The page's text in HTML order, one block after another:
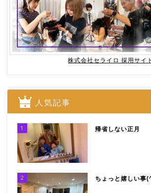
株式会社セライロ 採用サイト
人気記事
1 帰省しない正月
2 ちょっと嬉しい事